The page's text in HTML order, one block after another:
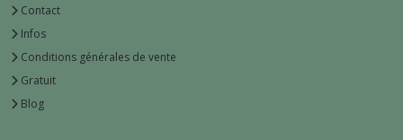
Contact
Infos
Conditions générales de vente
Gratuit
Blog